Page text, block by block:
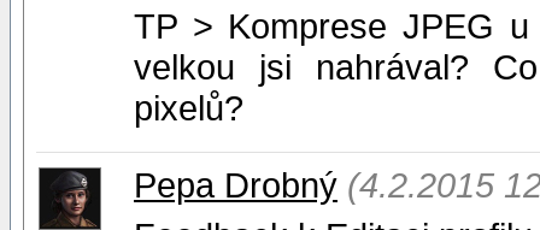
TP > Komprese JPEG
velkou jsi nahrával?
pixelů?
Pepa Drobný (4.2.2015